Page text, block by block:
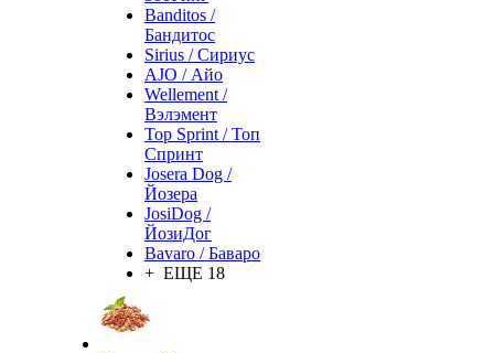
Banditos /
Бандитос
Sirius / Сириус
AJO / Айо
Wellement /
Вэлэмент
Top Sprint / Топ
Спринт
Josera Dog /
Йозера
JosiDog /
ЙозиДог
Bavaro / Баваро
+ ЕЩЕ 18